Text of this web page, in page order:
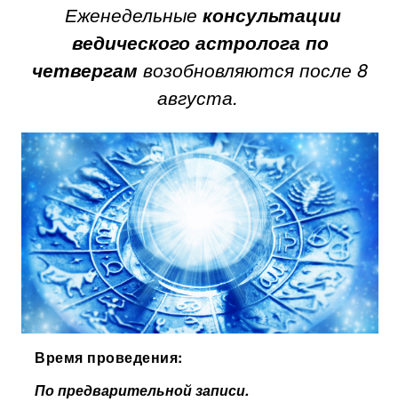
Еженедельные консультации
ведического астролога по
четвергам возобновляются после 8
августа.
Время проведения:
По предварительной записи.